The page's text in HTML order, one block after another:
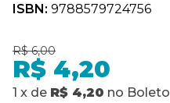
ISBN: 9788579724756
R$ 6,00
R$ 4,20
1 x de R$ 4,20 no Boleto